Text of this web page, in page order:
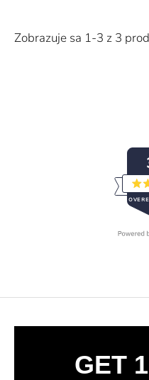
Zobrazuje sa 1-3 z 3
GET